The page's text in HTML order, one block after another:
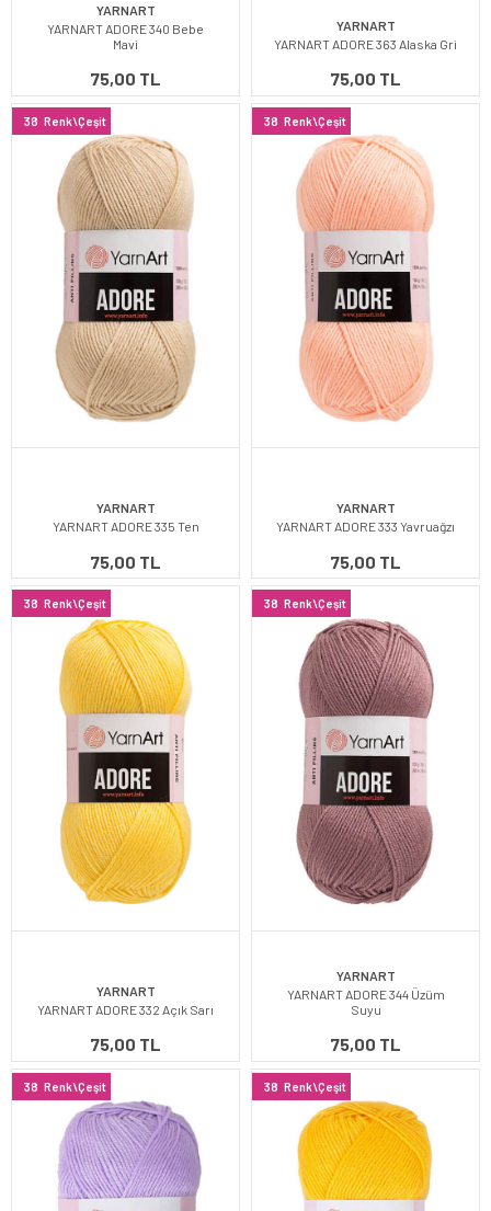
YARNART
YARNART ADORE 340 Bebe
Mavi
75,00 TL
YARNART
YARNART ADORE 363 Alaska Gri
75,00 TL
38 Renk\Çeşit
YARNART
YARNART ADORE 335 Ten
75,00 TL
38 Renk\Çeşit
YARNART
YARNART ADORE 333 Yavruağzı
75,00 TL
38 Renk\Çeşit
YARNART
YARNART ADORE 332 Açık Sarı
75,00 TL
38 Renk\Çeşit
YARNART
YARNART ADORE 344 Üzüm
Suyu
75,00 TL
38 Renk\Çeşit 38 Renk\Çeşit